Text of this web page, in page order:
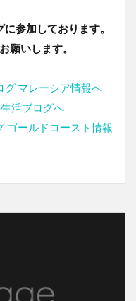
参加しております。
願いします。